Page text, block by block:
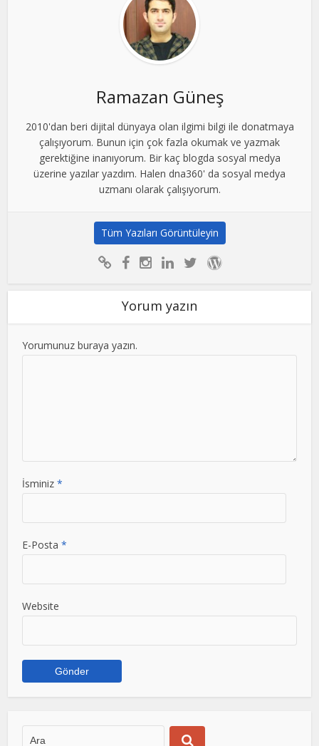
Ramazan Güneş
2010'dan beri dijital dünyaya olan ilgimi bilgi ile donatmaya
çalışıyorum. Bunun için çok fazla okumak ve yazmak
gerektiğine inanıyorum. Bir kaç blogda sosyal medya
üzerine yazılar yazdım. Halen dna360' da sosyal medya
uzmanı olarak çalışıyorum.
Tüm Yazıları Görüntüleyin
Yorum yazın
Yorumunuz buraya yazın.
İsminiz *
E-Posta *
Website